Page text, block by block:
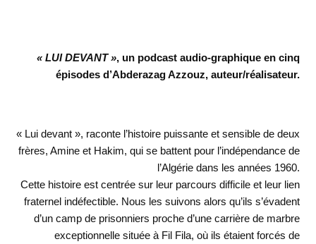
« LUI DEVANT », un podcast audio-graphique en cinq
épisodes d’Abderazag Azzouz, auteur/réalisateur.
« Lui devant », raconte l’histoire puissante et sensible de deux
frères, Amine et Hakim, qui se battent pour l’indépendance de
l’Algérie dans les années 1960.
Cette histoire est centrée sur leur parcours difficile et leur lien
fraternel indéfectible. Nous les suivons alors qu’ils s’évadent
d’un camp de prisonniers proche d’une carrière de marbre
exceptionnelle située à Fil Fila, où ils étaient forcés de